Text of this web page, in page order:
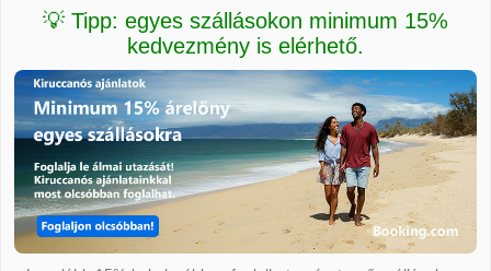
💡 Tipp: egyes szállásokon minimum 15%
kedvezmény is elérhető.